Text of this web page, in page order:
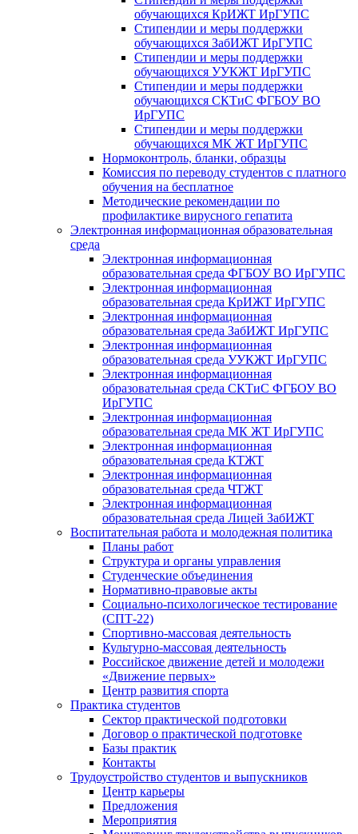
обучающихся КрИЖТ ИрГУПС
Стипендии и меры поддержки
обучающихся ЗабИЖТ ИрГУПС
Стипендии и меры поддержки
обучающихся УУКЖТ ИрГУПС
Стипендии и меры поддержки
обучающихся СКТиС ФГБОУ ВО
ИрГУПС
Стипендии и меры поддержки
обучающихся МК ЖТ ИрГУПС
Нормоконтроль, бланки, образцы
Комиссия по переводу студентов с платного
обучения на бесплатное
Методические рекомендации по
профилактике вирусного гепатита
Электронная информационная образовательная
среда
Электронная информационная
образовательная среда ФГБОУ ВО ИрГУПС
Электронная информационная
образовательная среда КрИЖТ ИрГУПС
Электронная информационная
образовательная среда ЗабИЖТ ИрГУПС
Электронная информационная
образовательная среда УУКЖТ ИрГУПС
Электронная информационная
образовательная среда СКТиС ФГБОУ ВО
ИрГУПС
Электронная информационная
образовательная среда МК ЖТ ИрГУПС
Электронная информационная
образовательная среда КТЖТ
Электронная информационная
образовательная среда ЧТЖТ
Электронная информационная
образовательная среда Лицей ЗабИЖТ
Воспитательная работа и молодежная политика
Планы работ
Структура и органы управления
Студенческие объединения
Нормативно-правовые акты
Социально-психологическое тестирование
(СПТ-22)
Спортивно-массовая деятельность
Культурно-массовая деятельность
Российское движение детей и молодежи
«Движение первых»
Центр развития спорта
Практика студентов
Сектор практической подготовки
Договор о практической подготовке
Базы практик
Контакты
Трудоустройство студентов и выпускников
Центр карьеры
Предложения
Мероприятия